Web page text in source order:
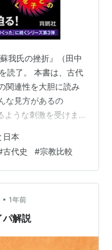
我氏の挫折』（田中
読了。 本書は、古代
関連性を大胆に読み
な見方があるの
うな刺激を受けま
ランキング参加中読
から来た氏族で，そ
ったと考えられま
イスラエルからのユ
やって来る機縁と
日本
古代史 #宗教比較
• 1年前
パ解説